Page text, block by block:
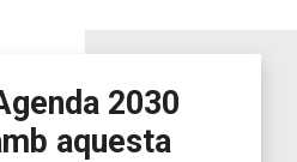
2030
aquesta